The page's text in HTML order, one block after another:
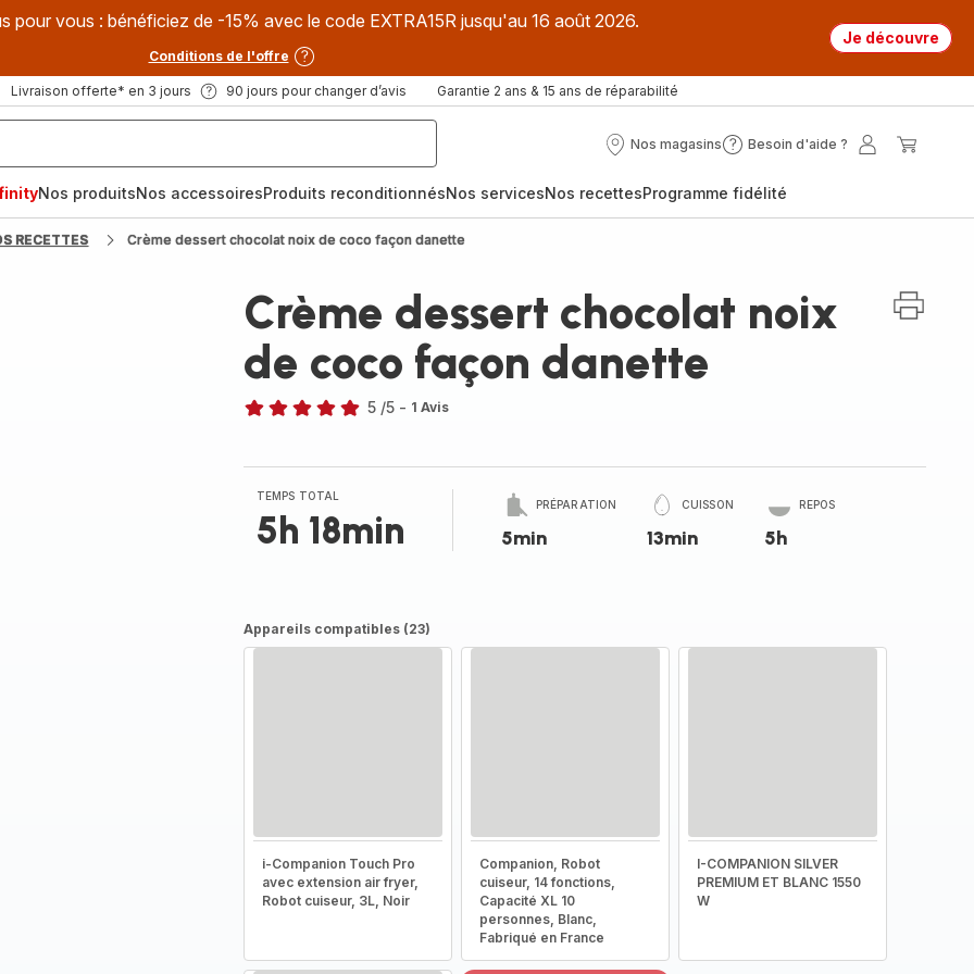
pour vous : bénéficiez de -15% avec le code EXTRA15R jusqu'au 16 août 2026.
Conditions de l'offre
Je découvre
Livraison offerte* en 3 jours 90 jours pour changer d’avis Garantie 2 ans & 15 ans de réparabilité
Nos magasins
Nos
Besoin d'aide ?
Besoin
?
Mon
Nos produitsNos accessoiresProduits reconditionnésNos servicesNos recettesProgramme fidélité
RECETTES Crème dessert chocolat noix de coco façon danette
Crème dessert chocolat noix
de coco façon danette
étoiles
(moyenne)
5 /5 - 1 Avis
TEMPS TOTAL
5h 18min
PRÉPARATION
5min
CUISSON
13min
REPOS
5h
Appareils compatibles (23)
i-Companion Touch Pro
avec extension air fryer,
Robot cuiseur, 3L, Noir
Companion, Robot
cuiseur, 14 fonctions,
Capacité XL 10
personnes, Blanc,
Fabriqué en France
I-COMPANION SILVER
PREMIUM ET BLANC 1550
W